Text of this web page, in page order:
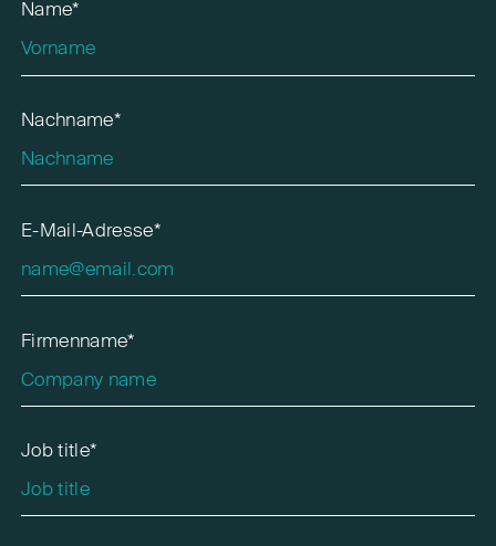
Name*
Nachname*
E-Mail-Adresse*
Firmenname*
Job title*